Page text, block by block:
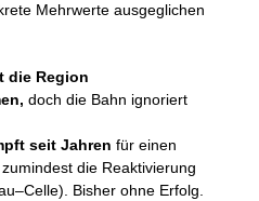
Mehrwerte ausgeglichen
die Region
doch die Bahn ignoriert
seit Jahren für einen
die Reaktivierung
Bisher ohne Erfolg.